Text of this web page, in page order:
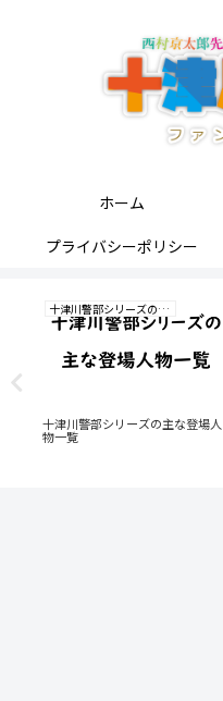
ホーム
プライバシーポリシー
十津川警部シリーズの研究
十津川警部シリーズの主な登場人
物一覧